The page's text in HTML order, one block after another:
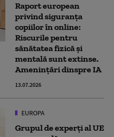
Raport european
privind siguranţa
copiilor în online:
Riscurile pentru
sănătatea fizică şi
mentală sunt extinse.
Amenințări dinspre IA
13.07.2026
EUROPA
Grupul de experți al UE